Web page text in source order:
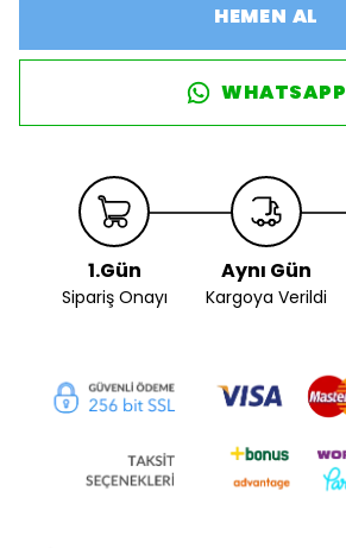
HEMEN AL
WHATSAPP
1.Gün
Sipariş Onayı
Aynı Gün
Kargoya Verildi